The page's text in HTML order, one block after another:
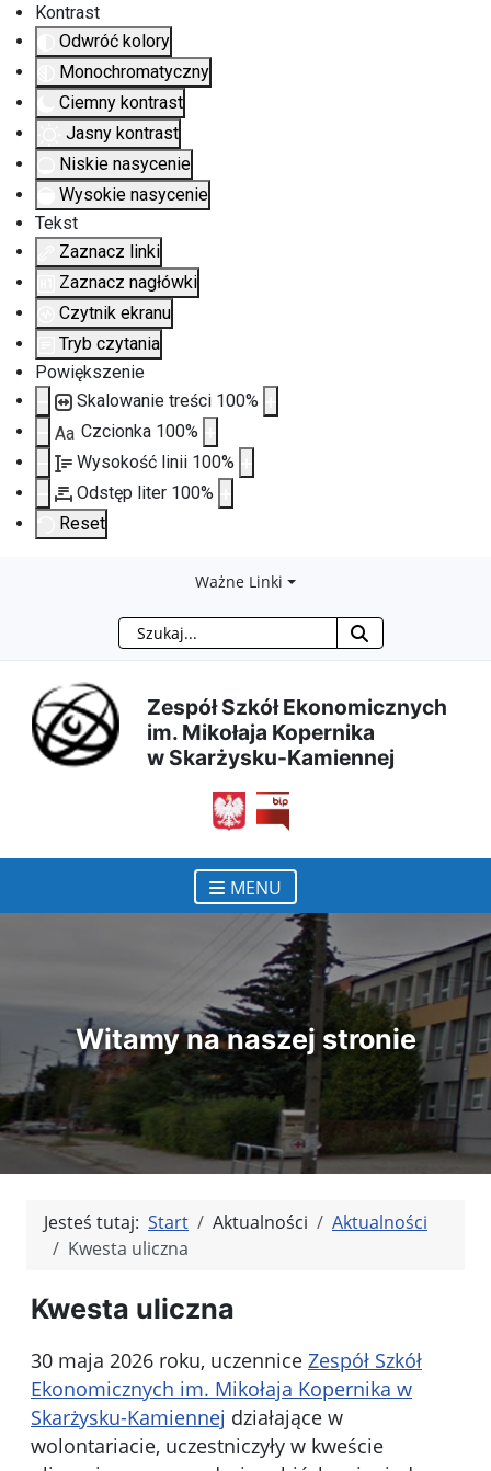
Kontrast
Odwróć kolory
Monochromatyczny
Ciemny kontrast
Jasny kontrast
Niskie nasycenie
Wysokie nasycenie
Tekst
Zaznacz linki
Zaznacz nagłówki
Czytnik ekranu
Tryb czytania
Powiększenie
Skalowanie treści 100%
Aa Czcionka 100%
Wysokość linii 100%
Odstęp liter 100%
Reset
treści
głównej
menu
nawigacyjnego
wyszukiwarki
mapy
strony
Ważne Linki
Szukaj
Zespół Szkół Ekonomicznych
im. Mikołaja Kopernika
w Skarżysku-Kamiennej
otwiera się w nowym
MENU
Witamy na naszej stronie
Jesteś tutaj: Start Aktualności
Aktualności
Kwesta uliczna
Kwesta uliczna
30 maja 2026 roku, uczennice Zespół Szkół
Ekonomicznych im. Mikołaja Kopernika w
Skarżysku-Kamiennej działające w
wolontariacie, uczestniczyły w kweście